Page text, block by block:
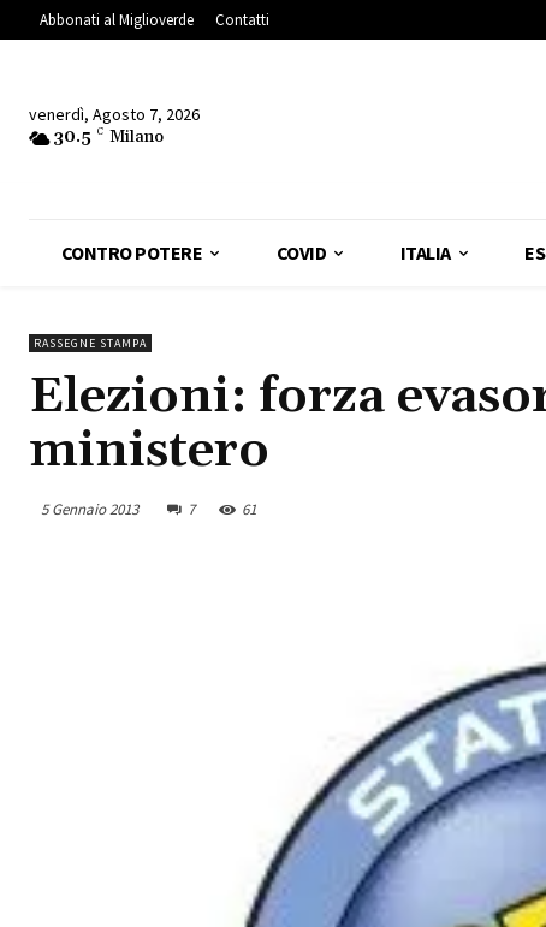
Abbonati al Miglioverde Contatti
venerdì, Agosto 7, 2026
30.5 C Milano
CONTRO POTERE COVID ITALIA
RASSEGNE STAMPA
Elezioni: forza
ministero
5 Gennaio 2013 7 61